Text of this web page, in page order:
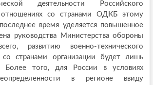
деятельности Российского
отношениях со странами ОДКБ этому
время уделяется повышенное
руководства Министерства обороны
развитию военно-технического
со странами организации будет лишь
Более того, для России в условиях
в регионе ввиду